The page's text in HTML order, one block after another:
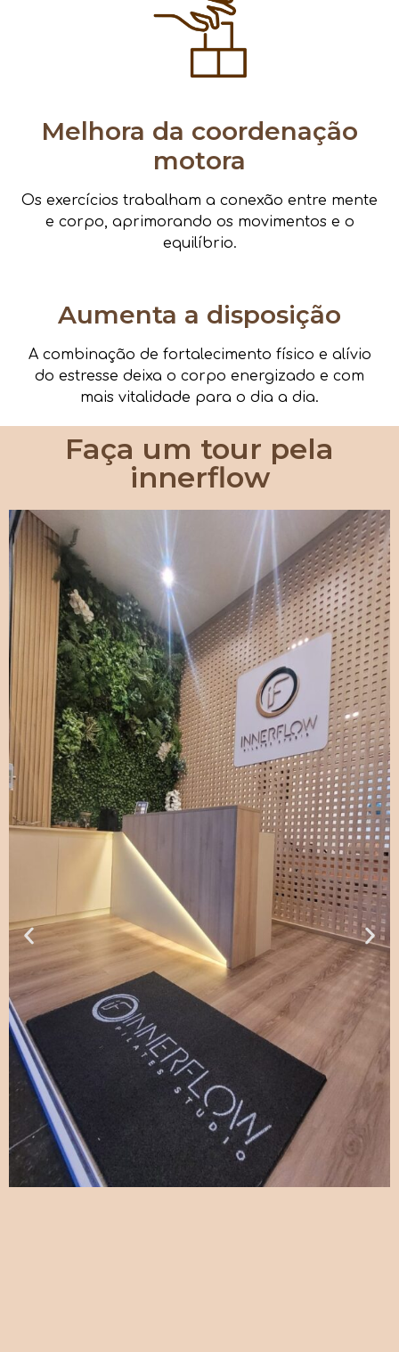
Melhora da coordenação
motora
Os exercícios trabalham a conexão entre mente
e corpo, aprimorando os movimentos e o
equilíbrio.
Aumenta a disposição
A combinação de fortalecimento físico e alívio
do estresse deixa o corpo energizado e com
mais vitalidade para o dia a dia.
Faça um tour pela
innerflow